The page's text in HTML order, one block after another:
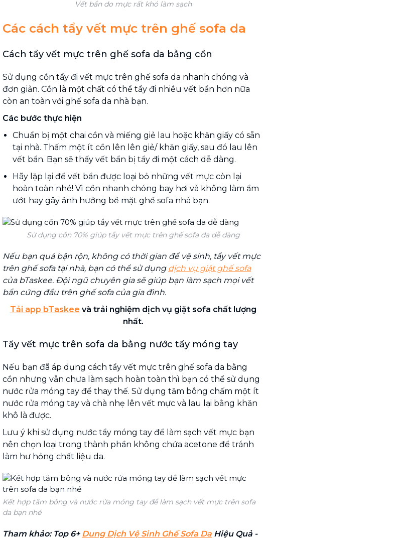
Vết bẩn do mực rất khó làm sạch
Các cách tẩy vết mực trên ghế sofa da
Cách tẩy vết mực trên ghế sofa da bằng cồn
Sử dụng cồn tẩy đi vết mực trên ghế sofa da nhanh chóng và
đơn giản. Cồn là một chất có thể tẩy đi nhiều vết bẩn hơn nữa
còn an toàn với ghế sofa da nhà bạn.
Các bước thực hiện
Chuẩn bị một chai cồn và miếng giẻ lau hoặc khăn giấy có sẵn
tại nhà. Thấm một ít cồn lên lên giẻ/ khăn giấy, sau đó lau lên
vết bẩn. Bạn sẽ thấy vết bẩn bị tẩy đi một cách dễ dàng.
Hãy lặp lại để vết bẩn được loại bỏ những vết mực còn lại
hoàn toàn nhé! Vì cồn nhanh chóng bay hơi và không làm ẩm
ướt hay gây ảnh hưởng bề mặt ghế sofa nhà bạn.
Sử dụng cồn 70% giúp tẩy vết mực trên ghế sofa da dễ dàng
Nếu bạn quá bận rộn, không có thời gian để vệ sinh, tẩy vết mực
trên ghế sofa tại nhà, bạn có thể sử dụng dịch vụ giặt ghế sofa
của bTaskee. Đội ngũ chuyên gia sẽ giúp bạn làm sạch mọi vết
bẩn cứng đầu trên ghế sofa của gia đình.
Tải app bTaskee và trải nghiệm dịch vụ giặt sofa chất lượng
nhất.
Tẩy vết mực trên sofa da bằng nước tẩy móng tay
Nếu bạn đã áp dụng cách tẩy vết mực trên ghế sofa da bằng
cồn nhưng vẫn chưa làm sạch hoàn toàn thì bạn có thể sử dụng
nước rửa móng tay để thay thế. Sử dụng tăm bông chấm một ít
nước rửa móng tay và chà nhẹ lên vết mực và lau lại bằng khăn
khô là được.
Lưu ý khi sử dụng nước tẩy móng tay để làm sạch vết mực bạn
nên chọn loại trong thành phần không chứa acetone để tránh
làm hư hỏng chất liệu da.
Kết hợp tăm bông và nước rửa móng tay để làm sạch vết mực trên sofa
da bạn nhé
Tham khảo: Top 6+ Dung Dịch Vệ Sinh Ghế Sofa Da Hiệu Quả -